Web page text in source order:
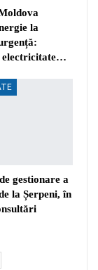
la
electricitate…
gestionare a
la Șerpeni, în